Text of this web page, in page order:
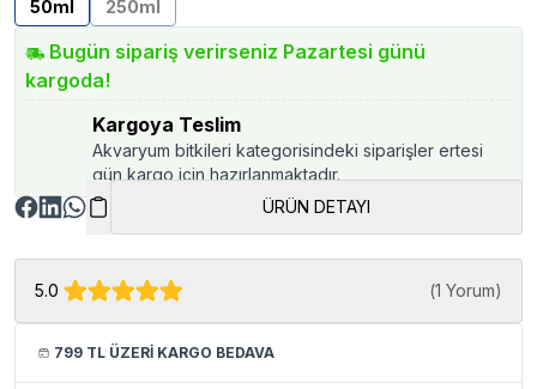
50ml
250ml
Bugün sipariş verirseniz Pazartesi günü
kargoda!
Kargoya Teslim
Akvaryum bitkileri kategorisindeki siparişler ertesi
gün kargo için hazırlanmaktadır.
ÜRÜN DETAYI
5.0 (1 Yorum)
799 TL ÜZERİ KARGO BEDAVA